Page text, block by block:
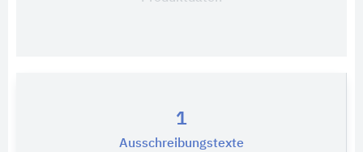
1
Ausschreibungstexte